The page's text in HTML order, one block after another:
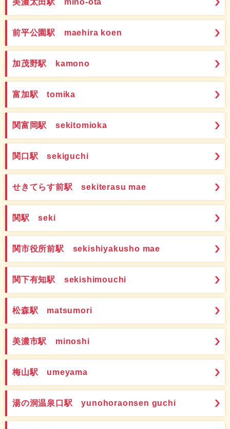
美濃太田駅 mino-ota
前平公園駅 maehira koen
加茂野駅 kamono
富加駅 tomika
関富岡駅 sekitomioka
関口駅 sekiguchi
せきてらす前駅 sekiterasu mae
関駅 seki
関市役所前駅 sekishiyakusho mae
関下有知駅 sekishimouchi
松森駅 matsumori
美濃市駅 minoshi
梅山駅 umeyama
湯の洞温泉口駅 yunohoraonsen guchi